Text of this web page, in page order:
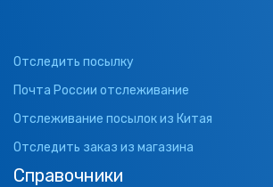
Отследить посылку
Почта России отслеживание
Отслеживание посылок из Китая
Отследить заказ из магазина
Справочники